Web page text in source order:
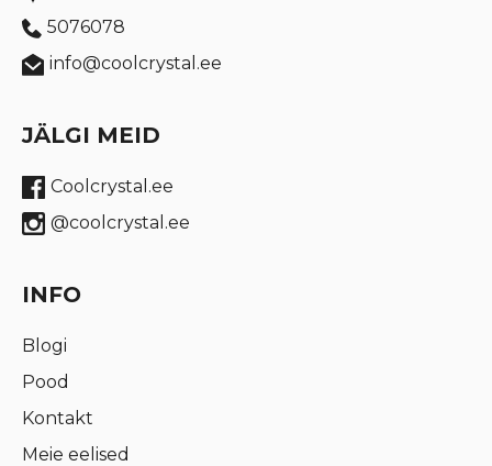
5076078
info@coolcrystal.ee
JÄLGI MEID
Coolcrystal.ee
@coolcrystal.ee
INFO
Blogi
Pood
Kontakt
Meie eelised